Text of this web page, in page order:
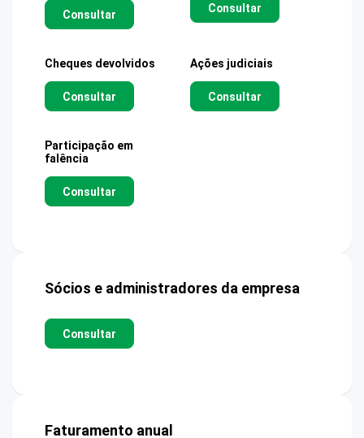
Consultar Consultar
Cheques devolvidos
Consultar
Ações judiciais
Consultar
Participação em
falência
Consultar
Sócios e administradores da empresa
Consultar
Faturamento anual